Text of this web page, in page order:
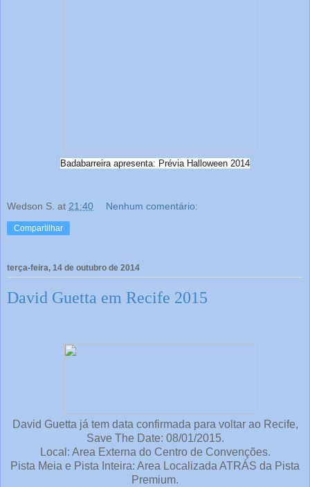
Badabarreira apresenta: Prévia Halloween 2014
Wedson S. at 21:40 Nenhum comentário:
Compartilhar
terça-feira, 14 de outubro de 2014
David Guetta em Recife 2015
David Guetta já tem data confirmada para voltar ao Recife,
Save The Date: 08/01/2015.
Local: Area Externa do Centro de Convenções.
Pista Meia e Pista Inteira: Area Localizada ATRÁS da Pista
Premium.